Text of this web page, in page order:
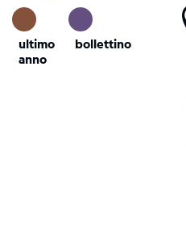
ultimo
anno
bollettino